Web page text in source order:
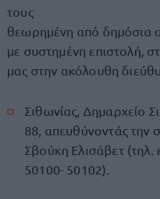
τους
θεωρημένη από δημόσια
με συστημένη επιστολή,
μας στην ακόλουθη
Σιθωνίας, Δημαρχείο
88, απευθύνοντάς την
Σβούκη Ελισάβετ (τηλ.
50100- 50102).